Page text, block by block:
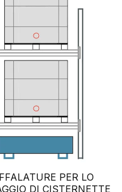
PER LO
DI CISTERNETTE